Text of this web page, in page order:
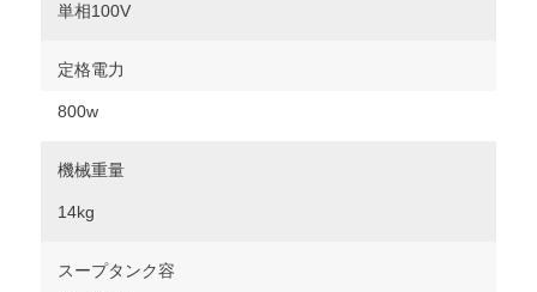
単相100V
定格電力
800w
機械重量
14kg
スープタンク容